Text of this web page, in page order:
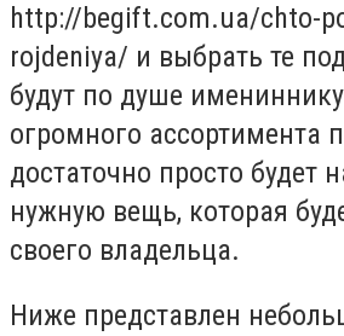
http://begift.com.ua/chto-
rojdeniya/ и выбрать те
будут по душе
огромного ассортимента
достаточно просто будет
нужную вещь, которая
своего владельца.
Ниже представлен